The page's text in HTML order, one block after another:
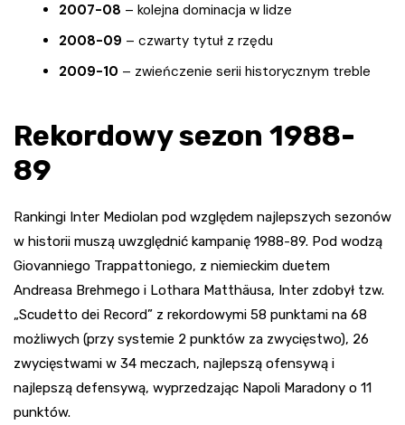
2007-08 – kolejna dominacja w lidze
2008-09 – czwarty tytuł z rzędu
2009-10 – zwieńczenie serii historycznym treble
Rekordowy sezon 1988-
89
Rankingi Inter Mediolan pod względem najlepszych sezonów
w historii muszą uwzględnić kampanię 1988-89. Pod wodzą
Giovanniego Trappattoniego, z niemieckim duetem
Andreasa Brehmego i Lothara Matthäusa, Inter zdobył tzw.
„Scudetto dei Record” z rekordowymi 58 punktami na 68
możliwych (przy systemie 2 punktów za zwycięstwo), 26
zwycięstwami w 34 meczach, najlepszą ofensywą i
najlepszą defensywą, wyprzedzając Napoli Maradony o 11
punktów.